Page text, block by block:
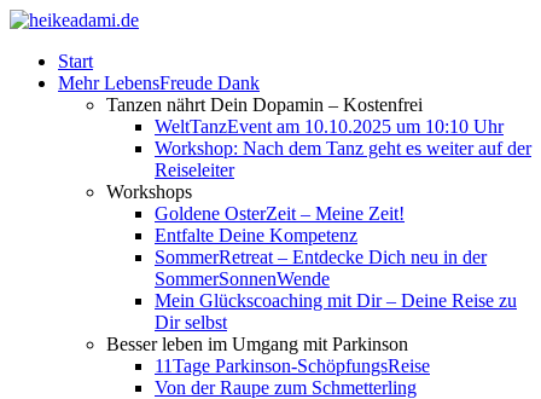
Start
Mehr LebensFreude Dank
Tanzen nährt Dein Dopamin – Kostenfrei
WeltTanzEvent am 10.10.2025 um 10:10 Uhr
Workshop: Nach dem Tanz geht es weiter auf der
Reiseleiter
Workshops
Goldene OsterZeit – Meine Zeit!
Entfalte Deine Kompetenz
SommerRetreat – Entdecke Dich neu in der
SommerSonnenWende
Mein Glückscoaching mit Dir – Deine Reise zu
Dir selbst
Besser leben im Umgang mit Parkinson
11Tage Parkinson-SchöpfungsReise
Von der Raupe zum Schmetterling